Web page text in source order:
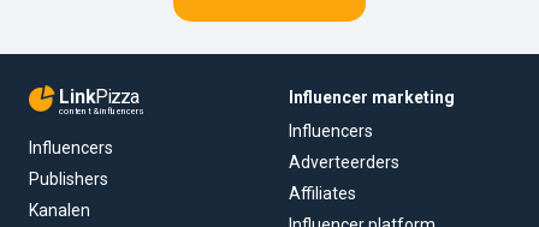
LinkPizza
content & influencers
Influencers
Publishers
Kanalen
Influencer marketing
Influencers
Adverteerders
Affiliates